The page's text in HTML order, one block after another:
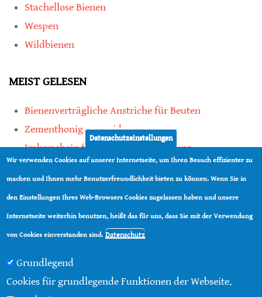
Stachellose Bienen
Wespen
Wildbienen
MEIST GELESEN
Bienenverträgliche Anstriche für Beuten
Zementhonig vermeiden
Imkerschein für Honigbienen-Haltung
Kauf von Mittelwänden ist Vertrauenssache
teilen
Datenschutzeinstellungen
Wir verwenden Cookies auf unserer Internetseite, um Ihren Besuch effizienter zu
machen und Ihnen mehr Benutzerfreundlichkeit bieten zu können. Wenn Sie in
den Einstellungen Ihres Web-Browsers Cookies zugelassen haben und unsere
Internetseite weiterhin benutzen, heißt das für uns, dass Sie mit der Verwendung
von Cookies einverstanden sind. Datenschutz
Grundlegend
Cookies für grundlegende Funktionen der Webseite.